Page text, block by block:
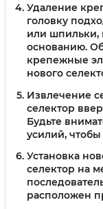
Удаление
головку
или шпильки,
основанию.
крепежные
нового
Извлечение
селектор
Будьте
усилий,
Установка
селектор на
расположен